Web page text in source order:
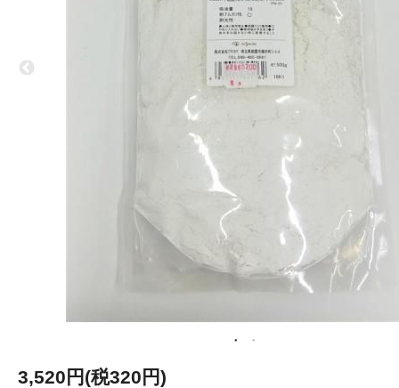
3,520円(税320円)